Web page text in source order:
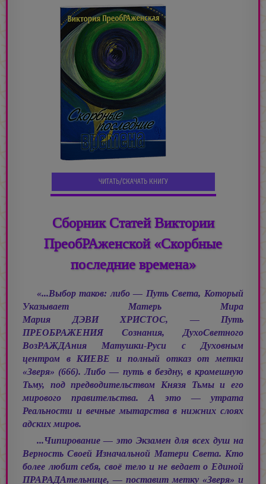
ЧИТАТЬ/СКАЧАТЬ КНИГУ
Сборник Статей Виктории
ПреобРАженской «Скорбные
последние времена»
«...Выбор таков: либо — Путь Света, Который
Указывает Матерь Мира
Мария ДЭВИ ХРИСТОС, —Путь
ПРЕОБРАЖЕНИЯ Сознания, ДухоСветного
ВозРАЖДАния Матушки-Руси с Духовным
центром в КИЕВЕ и полный отказ от метки
«Зверя» (666). Либо — путь в бездну, в кромешную
Тьму, под предводительством Князя Тьмы и его
мирового правительства. А это — утрата
Реальности и вечные мытарства в нижних слоях
адских миров.
...Чипирование — это Экзамен для всех душ на
Верность Своей Изначальной Матери Света. Кто
более любит себя, своё тело и не ведает о Единой
ПРАРАДАтельнице, — поставит метку «Зверя» и